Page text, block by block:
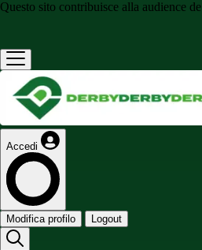
Questo sito contribuisce alla audience de
Accedi
Modifica profilo Logout